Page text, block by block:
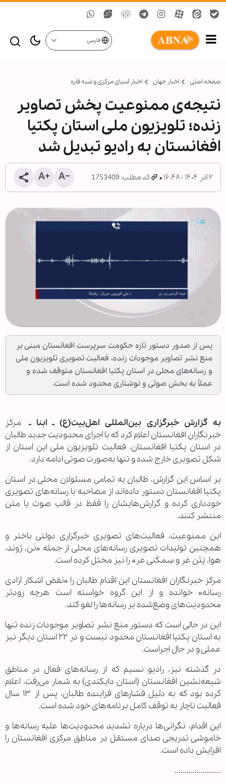
فارسی
صفحه اصلی اخبار جهان اخبار آسیای مرکزی و شبه قاره
نتیجه‌ی ممنوعیت پخش تصاویر
زنده؛ تلویزیون ملی استان پکتیا
افغانستان به رادیو تبدیل شد
۲ آذر ۱۴۰۴ - ۱۶:۴۸ کد مطلب: 1753409
پس از صدور دستور تازه حکومت سرپرست افغانستان مبنی بر
منع نشر تصاویر موجودات زنده، فعالیت تصویری تلویزیون ملی
و رسانه‌های محلی در استان پکتیا افغانستان متوقف شده و
عملاً به بخش صوتی و نوشتاری محدود شده است.
به گزارش خبرگزاری بین‌المللی اهل‌بیت(ع) ـ ابنا ـ مرکز
خبرنگاران افغانستان اعلام کرد که با اجرای محدودیت جدید طالبان
در استان پکتیا افغانستان، فعالیت تلویزیون ملی این استان از
شکل تصویری خارج شده و تنها به‌صورت صوتی ادامه دارد.
بر اساس این گزارش، طالبان به تمامی مسئولان محلی در استان
پکتیا افغانستان دستور داده‌اند از مصاحبه با رسانه‌های تصویری
خودداری کرده و گزارش‌هایشان را فقط در قالب صوت یا متن
منتشر کنند.
این ممنوعیت، فعالیت‌های تصویری خبرگزاری دولتی باختر و
همچنین تولیدات تصویری رسانه‌های محلی از جمله «نَن، ژوند،
هوا، پَتَن غر و سِمکَنی غر» را نیز مختل کرده است.
مرکز خبرنگاران افغانستان این اقدام طالبان را «نقض آشکار آزادی
رسانه» خوانده و از این گروه خواسته است هرچه زودتر
محدودیت‌های وضع‌شده بر رسانه‌ها را لغو کند.
این در حالی است که دستور منع نشر تصاویر موجودات زنده تنها
به استان پکتیا افغانستان محدود نیست و در ۲۲ استان دیگر نیز
عملی و در حال اجراست.
در گذشته نیز، رادیو نسیم که از رسانه‌های فعال در مناطق
شیعه‌نشین افغانستان (استان دایکندی) به شمار می‌رفت، اعلام
کرده بود که به دلیل فشارهای فزاینده طالبان، پس از ۱۳ سال
فعالیت ناچار به توقف کامل برنامه‌های خود شده است.
این اقدام، نگرانی‌ها درباره تشدید محدودیت‌ها علیه رسانه‌ها و
خاموشی تدریجی صدای مستقل در مناطق مرکزی افغانستان را
افزایش داده است.
.......................